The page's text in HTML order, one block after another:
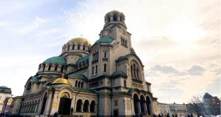
Zzp'ers internationaal onboarden en beheren
Ingewikkelde HR-taken eenvoudig uitbesteden
INFRASTRUCTUUR
Remote Embedded
HR naadloos in workflows integreren
Start-ups
Flexibele global HR en payroll solutions voor groeiende
bedrijven
Mid-market
Teams uitbreiden met HR solutions op maat
Betalingscalculator voor zzp'ers
Ontdek valuta-opties en betaalsnelheden voor
LEREN MET REMOTE
Onderzoek en gidsen
Casestudy's
Nederlands
Español
Italiano
Inloggen